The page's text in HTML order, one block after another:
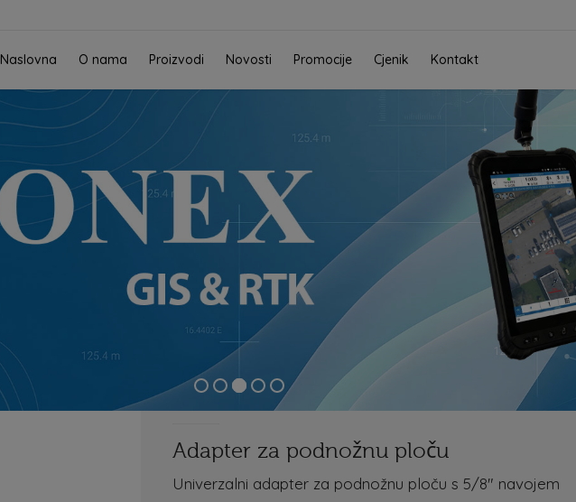
Naslovna O nama Proizvodi Novosti Promocije Cjenik Kontakt
Adapter za podnožnu ploču
Univerzalni adapter za podnožnu ploču s 5/8″ navojem